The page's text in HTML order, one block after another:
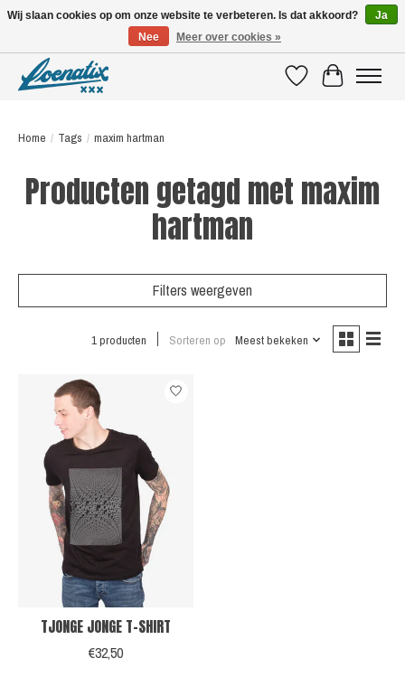
VerlanglijstWinkelwagen
Home / Tags / maxim hartman
Producten getagd met maxim
hartman
Filters weergeven
1 producten Sorteren op Meest bekeken
TJONGE JONGE T-SHIRT
€32,50
Wij slaan cookies op om onze website te verbeteren. Is dat akkoord?
Ja
Nee
Meer over cookies »